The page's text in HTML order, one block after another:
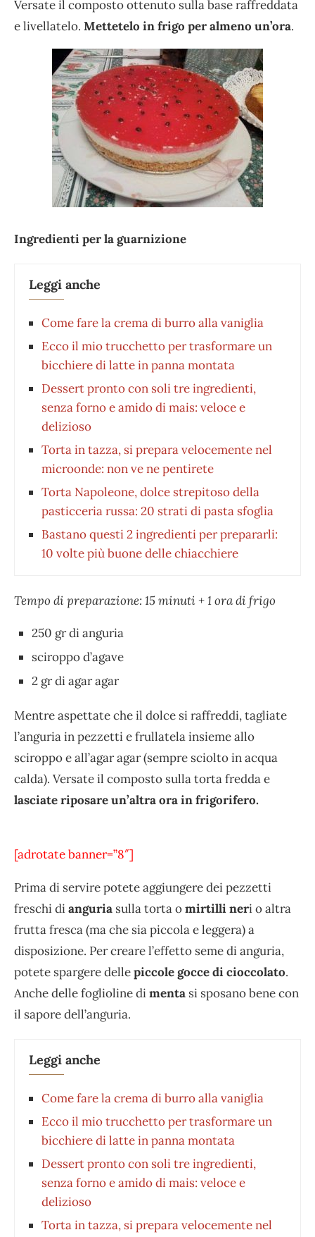
Versate il composto ottenuto sulla base raffreddata
e livellatelo. Mettetelo in frigo per almeno un’ora.
Ingredienti per la guarnizione
Leggi anche
Come fare la crema di burro alla vaniglia
Ecco il mio trucchetto per trasformare un
bicchiere di latte in panna montata
Dessert pronto con soli tre ingredienti,
senza forno e amido di mais: veloce e
delizioso
Torta in tazza, si prepara velocemente nel
microonde: non ve ne pentirete
Torta Napoleone, dolce strepitoso della
pasticceria russa: 20 strati di pasta sfoglia
Bastano questi 2 ingredienti per prepararli:
10 volte più buone delle chiacchiere
Tempo di preparazione: 15 minuti + 1 ora di frigo
250 gr di anguria
sciroppo d’agave
2 gr di agar agar
Mentre aspettate che il dolce si raffreddi, tagliate
l’anguria in pezzetti e frullatela insieme allo
sciroppo e all’agar agar (sempre sciolto in acqua
calda). Versate il composto sulla torta fredda e
lasciate riposare un’altra ora in frigorifero.
[adrotate banner=”8″]
Prima di servire potete aggiungere dei pezzetti
freschi dianguria sulla torta omirtilli neri o altra
frutta fresca (ma che sia piccola e leggera) a
disposizione. Per creare l’effetto seme di anguria,
potete spargere dellepiccole gocce di cioccolato.
Anche delle foglioline dimenta si sposano bene con
il sapore dell’anguria.
Leggi anche
Come fare la crema di burro alla vaniglia
Ecco il mio trucchetto per trasformare un
bicchiere di latte in panna montata
Dessert pronto con soli tre ingredienti,
senza forno e amido di mais: veloce e
delizioso
Torta in tazza, si prepara velocemente nel